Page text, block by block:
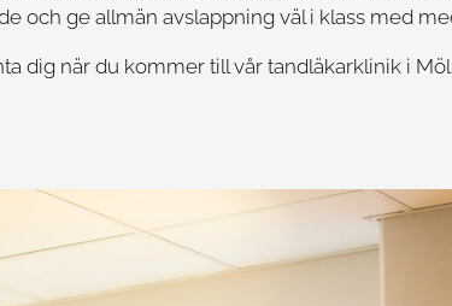
och ge allmän avslappning väl i klass med
dig när du kommer till vår tandläkarklinik i